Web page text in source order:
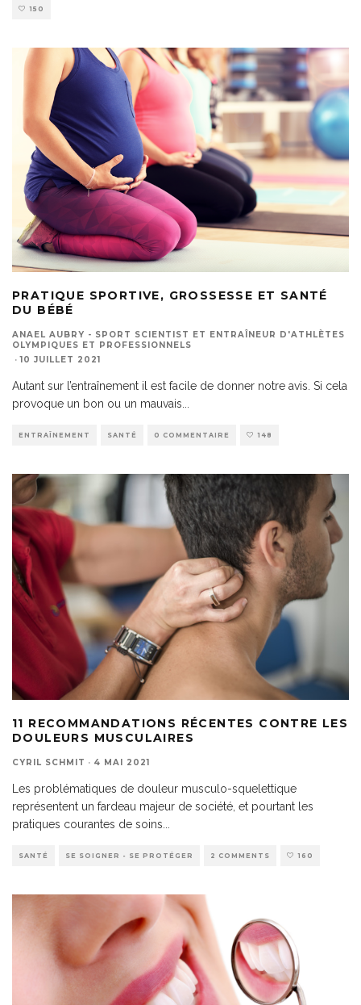
150
PRATIQUE SPORTIVE, GROSSESSE ET SANTÉ
DU BÉBÉ
ANAEL AUBRY - SPORT SCIENTIST ET ENTRAÎNEUR D'ATHLÈTES
OLYMPIQUES ET PROFESSIONNELS
· 10 JUILLET 2021
Autant sur l’entraînement il est facile de donner notre avis. Si cela
provoque un bon ou un mauvais...
ENTRAÎNEMENT SANTÉ 0 COMMENTAIRE 148
11 RECOMMANDATIONS RÉCENTES CONTRE LES
DOULEURS MUSCULAIRES
CYRIL SCHMIT · 4 MAI 2021
Les problématiques de douleur musculo-squelettique
représentent un fardeau majeur de société, et pourtant les
pratiques courantes de soins
SANTÉ SE SOIGNER - SE PROTÉGER 2 COMMENTS 160